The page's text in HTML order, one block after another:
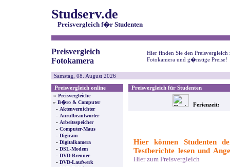
Studserv.de
Preisvergleich f�r Studenten
Preisvergleich
Fotokamera
Hier finden Sie den Preisvergleich
Fotokamera und g�nstige Preise!
Samstag, 08. August 2026
Preisvergleich online
» Preisvergleiche
» B�ro & Computer
- Aktenvernichter
- Anrufbeantworter
- Arbeitsspeicher
- Computer-Maus
- Digicam
- Digitalkamera
- DSL-Modem
- DVD-Brenner
- DVD-Laufwerk
Preisvergleich für Studenten
Ferienzeit:
Hier können Studenten
Testberichte lesen und
Hier zum Preisvergleich